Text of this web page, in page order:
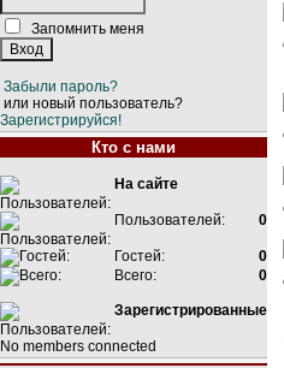
Запомнить меня
Забыли пароль?
или новый пользователь?
Зарегистрируйся!
Кто с нами
На сайте
Пользователей: 0
Гостей:
0
Всего:
0
Зарегистрированные
No members connected